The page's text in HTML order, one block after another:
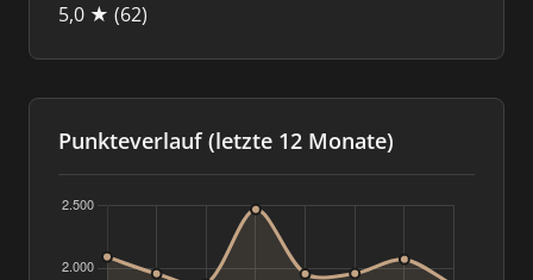
5,0 ★ (62)
Punkteverlauf (letzte 12 Monate)